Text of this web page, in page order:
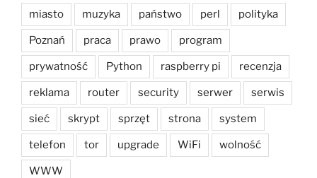
miasto muzyka państwo perl polityka
Poznań praca prawo program
prywatność Python raspberry pi recenzja
reklama router security serwer serwis
sieć skrypt sprzęt strona system
telefon tor upgrade WiFi wolność
WWW